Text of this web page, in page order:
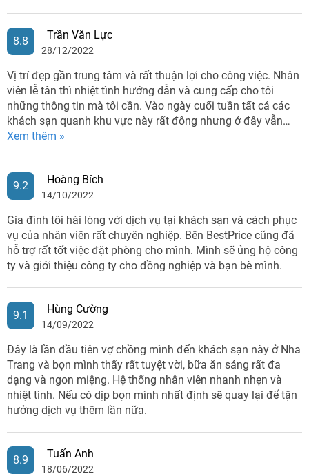
8.8 Trần Văn Lực
28/12/2022
Vị trí đẹp gần trung tâm và rất thuận lợi cho công việc. Nhân
viên lễ tân thì nhiệt tình hướng dẫn và cung cấp cho tôi
những thông tin mà tôi cần. Vào ngày cuối tuần tất cả các
khách sạn quanh khu vực này rất đông nhưng ở đây vẫn…
Xem thêm »
9.2 Hoàng Bích
14/10/2022
Gia đình tôi hài lòng với dịch vụ tại khách sạn và cách phục
vụ của nhân viên rất chuyên nghiệp. Bên BestPrice cũng đã
hỗ trợ rất tốt việc đặt phòng cho mình. Mình sẽ ủng hộ công
ty và giới thiệu công ty cho đồng nghiệp và bạn bè mình.
9.1 Hùng Cường
14/09/2022
Đây là lần đầu tiên vợ chồng mình đến khách sạn này ở Nha
Trang và bọn mình thấy rất tuyệt vời, bữa ăn sáng rất đa
dạng và ngon miệng. Hệ thống nhân viên nhanh nhẹn và
nhiệt tình. Nếu có dịp bọn mình nhất định sẽ quay lại để tận
hưởng dịch vụ thêm lần nữa.
8.9 Tuấn Anh
18/06/2022